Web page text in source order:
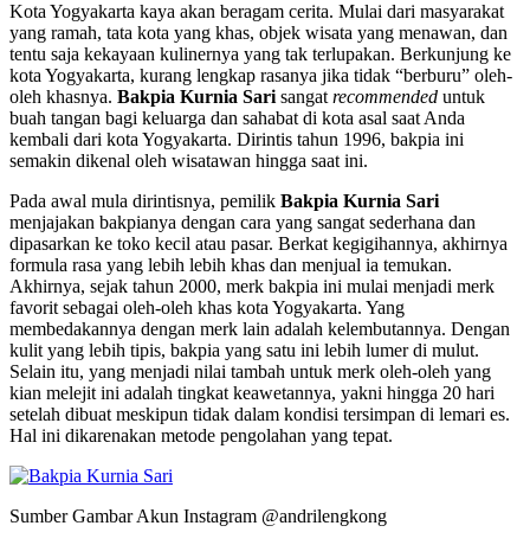
Kota Yogyakarta kaya akan beragam cerita. Mulai dari masyarakat
yang ramah, tata kota yang khas, objek wisata yang menawan, dan
tentu saja kekayaan kulinernya yang tak terlupakan. Berkunjung ke
kota Yogyakarta, kurang lengkap rasanya jika tidak “berburu” oleh-
oleh khasnya. Bakpia Kurnia Sari sangat recommended untuk
buah tangan bagi keluarga dan sahabat di kota asal saat Anda
kembali dari kota Yogyakarta. Dirintis tahun 1996, bakpia ini
semakin dikenal oleh wisatawan hingga saat ini.
Pada awal mula dirintisnya, pemilik Bakpia Kurnia Sari
menjajakan bakpianya dengan cara yang sangat sederhana dan
dipasarkan ke toko kecil atau pasar. Berkat kegigihannya, akhirnya
formula rasa yang lebih lebih khas dan menjual ia temukan.
Akhirnya, sejak tahun 2000, merk bakpia ini mulai menjadi merk
favorit sebagai oleh-oleh khas kota Yogyakarta. Yang
membedakannya dengan merk lain adalah kelembutannya. Dengan
kulit yang lebih tipis, bakpia yang satu ini lebih lumer di mulut.
Selain itu, yang menjadi nilai tambah untuk merk oleh-oleh yang
kian melejit ini adalah tingkat keawetannya, yakni hingga 20 hari
setelah dibuat meskipun tidak dalam kondisi tersimpan di lemari es.
Hal ini dikarenakan metode pengolahan yang tepat.
Sumber Gambar Akun Instagram @andrilengkong